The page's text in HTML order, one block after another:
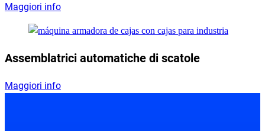
Maggiori info
Assemblatrici automatiche di scatole
Maggiori info